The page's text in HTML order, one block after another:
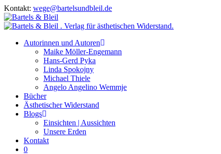
Zum
Inhalt
springen
Kontakt: wege@bartelsundbleil.de
Autorinnen und Autoren
Maike Möller-Engemann
Hans-Gerd Pyka
Linda Spokojny
Michael Thiele
Angelo Angelino Wemmje
Bücher
Ästhetischer Widerstand
Blogs
Einsichten | Aussichten
Unsere Erden
Kontakt
0